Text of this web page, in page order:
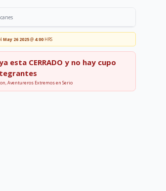
May 26 2025@ 4:00 HRS
esta CERRADO y no hay cupo
Aventureros Extremos en Serio